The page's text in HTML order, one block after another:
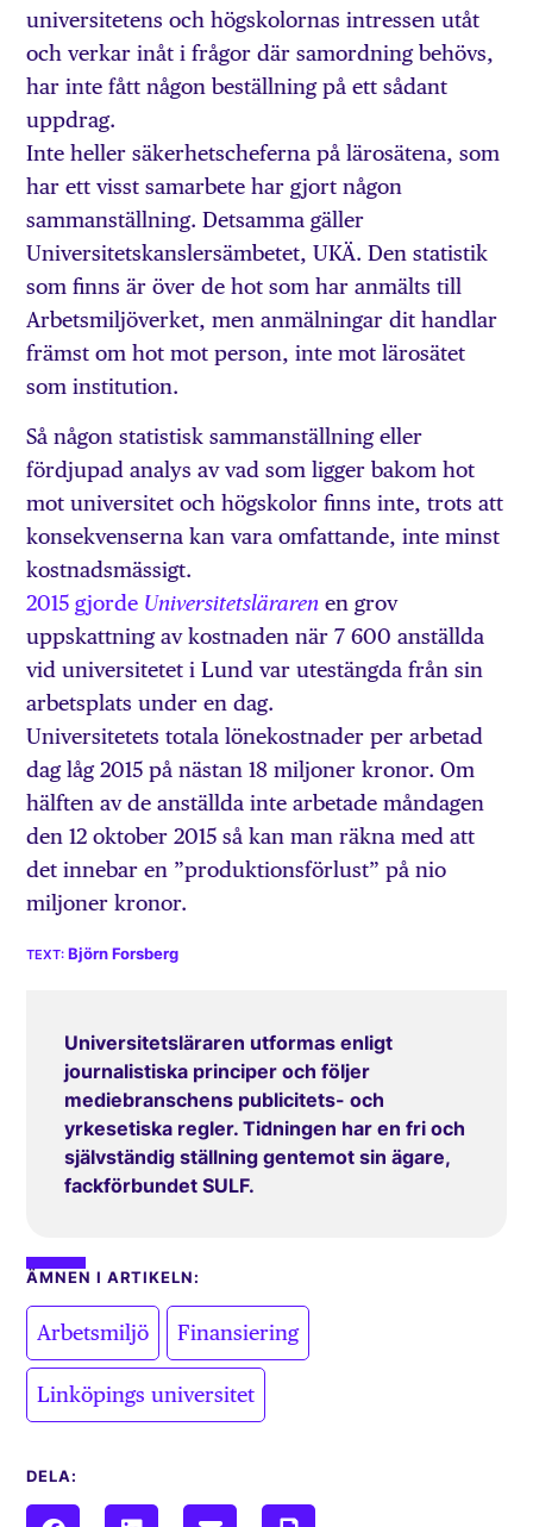
universitetens och högskolornas intressen utåt
och verkar inåt i frågor där samordning behövs,
har inte fått någon beställning på ett sådant
uppdrag.
Inte heller säkerhetscheferna på lärosätena, som
har ett visst samarbete har gjort någon
sammanställning. Detsamma gäller
Universitetskanslersämbetet, UKÄ. Den statistik
som finns är över de hot som har anmälts till
Arbetsmiljöverket, men anmälningar dit handlar
främst om hot mot person, inte mot lärosätet
som institution.
Så någon statistisk sammanställning eller
fördjupad analys av vad som ligger bakom hot
mot universitet och högskolor finns inte, trots att
konsekvenserna kan vara omfattande, inte minst
kostnadsmässigt.
2015 gjorde Universitetsläraren en grov
uppskattning av kostnaden när 7 600 anställda
vid universitetet i Lund var utestängda från sin
arbetsplats under en dag.
Universitetets totala lönekostnader per arbetad
dag låg 2015 på nästan 18 miljoner kronor. Om
hälften av de anställda inte arbetade måndagen
den 12 oktober 2015 så kan man räkna med att
det innebar en ”produktionsförlust” på nio
miljoner kronor.
Björn Forsberg
Universitetsläraren utformas enligt
journalistiska principer och följer
mediebranschens publicitets- och
yrkesetiska regler. Tidningen har en fri och
självständig ställning gentemot sin ägare,
fackförbundet SULF.
ÄMNEN I ARTIKELN:
Arbetsmiljö Finansiering
Linköpings universitet
DELA: